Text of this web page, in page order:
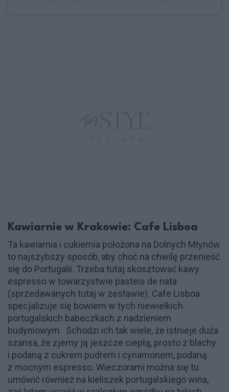
Kawiarnie w Krakowie: Cafe Lisboa
Ta kawiarnia i cukiernia położona na Dolnych Młynów
to najszybszy sposób, aby choć na chwilę przenieść
się do Portugalii. Trzeba tutaj skosztować kawy
espresso w towarzystwie pasteis de nata
(sprzedawanych tutaj w zestawie). Cafe Lisboa
specjalizuje się bowiem w tych niewielkich
portugalskich babeczkach z nadzieniem
budyniowym.
Schodzi ich tak wiele, że istnieje duża
szansa, że zjemy ją jeszcze ciepłą, prosto z blachy
i podaną z cukrem pudrem i cynamonem, podaną
z mocnym espresso. Wieczorami można się tu
umówić również na kieliszek portugalskiego wina,